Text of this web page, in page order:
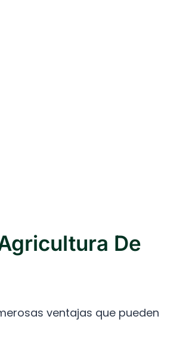
De
ventajas que pueden